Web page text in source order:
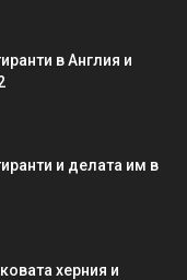
в Англия и
и делата им в
херния и